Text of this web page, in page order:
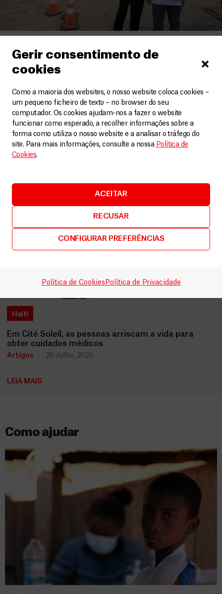
Gerir consentimento de
cookies
Como a maioria dos websites, o nosso website coloca cookies –
um pequeno ficheiro de texto – no browser do seu
computador. Os cookies ajudam-nos a fazer o website
funcionar como esperado, a recolher informações sobre a
forma como utiliza o nosso website e a analisar o tráfego do
site. Para mais informações, consulte a nossa Política de
Cookies.
ACEITAR
RECUSAR
CONFIGURAR PREFERÊNCIAS
Política de Cookies Política de Privacidade
Sismos na Venezuela: necessidades continuam
após um mês
Artigos 29 Julho, 2026
LEIA MAIS
Haiti
Em Cité Soleil, as pessoas arriscam a vida para
obter cuidados médicos
Artigos 28 Julho, 2026
LEIA MAIS
Como ajudar